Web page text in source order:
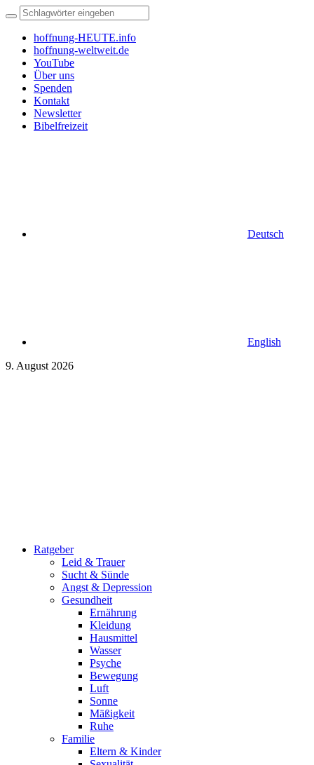
hoffnung-HEUTE.info
hoffnung-weltweit.de
YouTube
Über uns
Spenden
Kontakt
Newsletter
Bibelfreizeit
Deutsch
English
9. August 2026
Ratgeber
Leid & Trauer
Sucht & Sünde
Angst & Depression
Gesundheit
Ernährung
Kleidung
Hausmittel
Wasser
Psyche
Bewegung
Luft
Sonne
Mäßigkeit
Ruhe
Familie
Eltern & Kinder